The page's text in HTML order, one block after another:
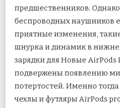
предшественников. Однако
беспроводных наушников
приятные изменения,
шнурка и динамик в
зарядки дляНовые AirPods
подвержены появлению
потертостей. Именно
чехлы и футляры AirPods